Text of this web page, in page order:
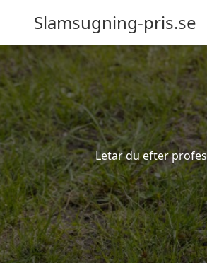
Slamsugning-pris.se
Letar du efter